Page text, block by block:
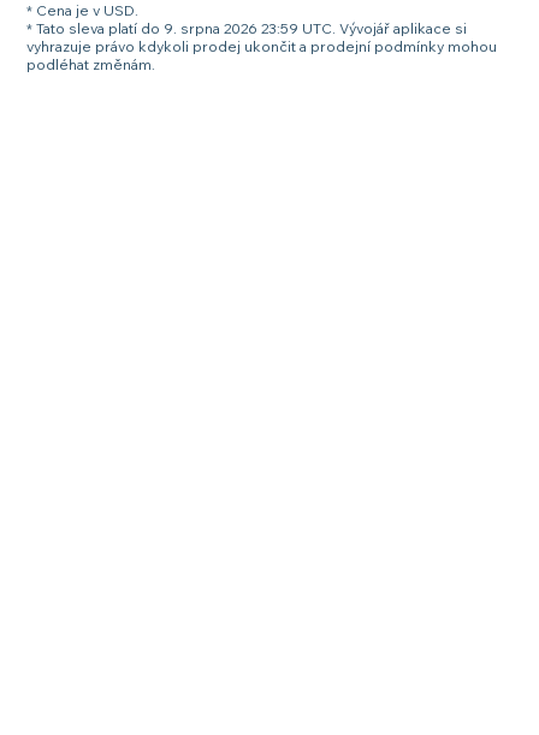
* Cena je v USD.
* Tato sleva platí do 9. srpna 2026 23:59 UTC. Vývojář aplikace si
vyhrazuje právo kdykoli prodej ukončit a prodejní podmínky mohou
podléhat změnám.